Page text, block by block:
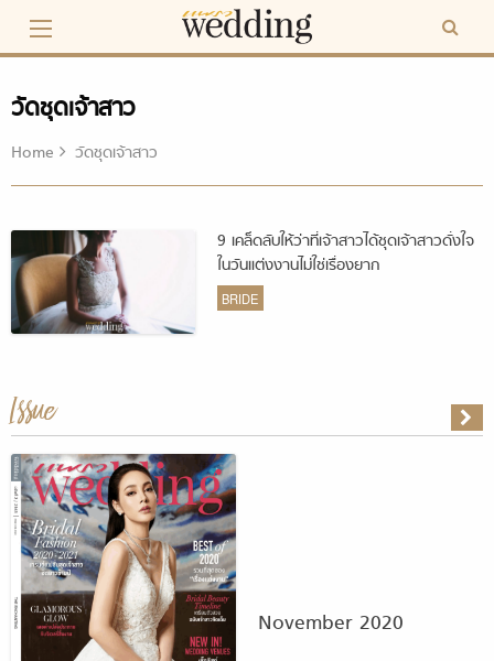
content
วัดชุดเจ้าสาว
Home วัดชุดเจ้าสาว
9 เคล็ดลับให้ว่าที่เจ้าสาวได้ชุดเจ้าสาวดั่งใจ
ในวันแต่งงานไม่ใช่เรื่องยาก
BRIDE
Issue
November 2020